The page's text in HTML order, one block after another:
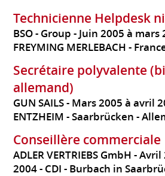
Technicienne Helpdesk
BSO - Group Juin 2005 à mars
FREYMING MERLEBACH
Secrétaire polyvalente
allemand)
GUN SAILS Mars 2005 à avril
ENTZHEIM - Saarbrücken
Conseillère commerciale
ADLER VERTRIEBS GmbH
Avril
2004 CDI Burbach in